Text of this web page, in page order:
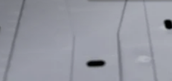
Vacatures